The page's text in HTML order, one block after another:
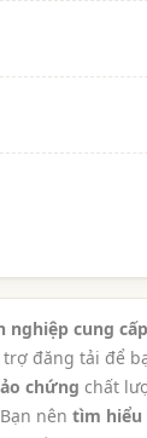
nghiệp cung
trợ đăng tải để
chứng chất
nên tìm hiểu